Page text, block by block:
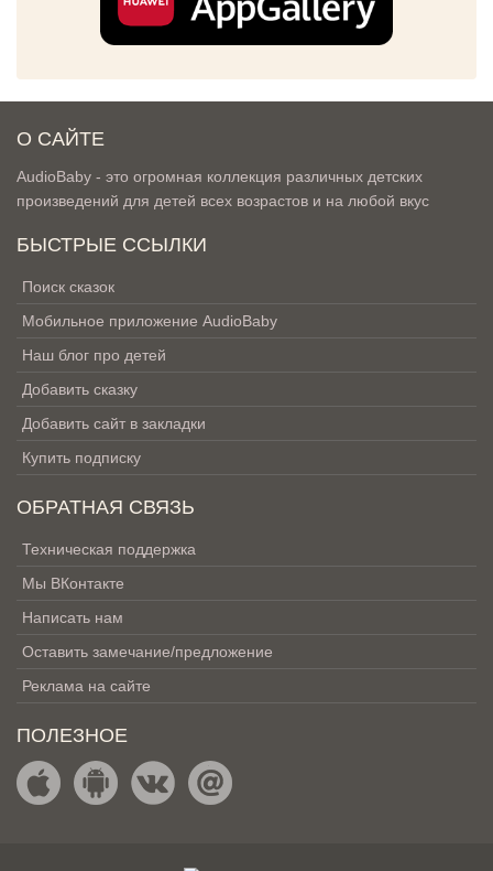
О САЙТЕ
AudioBaby - это огромная коллекция различных детских
произведений для детей всех возрастов и на любой вкус
БЫСТРЫЕ ССЫЛКИ
Поиск сказок
Мобильное приложение AudioBaby
Наш блог про детей
Добавить сказку
Добавить сайт в закладки
Купить подписку
ОБРАТНАЯ СВЯЗЬ
Техническая поддержка
Мы ВКонтакте
Написать нам
Оставить замечание/предложение
Реклама на сайте
ПОЛЕЗНОЕ